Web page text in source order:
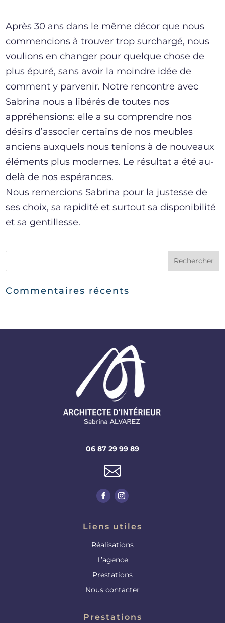
Après 30 ans dans le même décor que nous
commencions à trouver trop surchargé, nous
voulions en changer pour quelque chose de
plus épuré, sans avoir la moindre idée de
comment y parvenir. Notre rencontre avec
Sabrina nous a libérés de toutes nos
appréhensions: elle a su comprendre nos
désirs d’associer certains de nos meubles
anciens auxquels nous tenions à de nouveaux
éléments plus modernes. Le résultat a été au-
delà de nos espérances.
Nous remercions Sabrina pour la justesse de
ses choix, sa rapidité et surtout sa disponibilité
et sa gentillesse.
Commentaires récents
06 87 29 99 89

Liens utiles
Réalisations
L’agence
Prestations
Nous contacter
Prestations